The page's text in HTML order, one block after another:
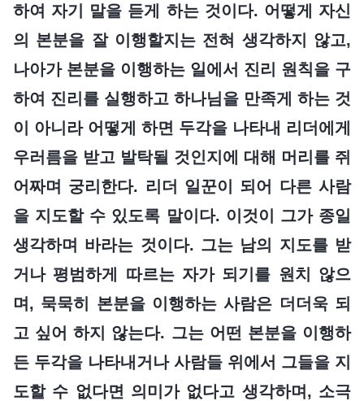
하여 자기 말을 듣게 하는 것이다. 어떻게 자신
의 본분을 잘 이행할지는 전혀 생각하지 않고,
나아가 본분을 이행하는 일에서 진리 원칙을 구
하여 진리를 실행하고 하나님을 만족게 하는 것
이 아니라 어떻게 하면 두각을 나타내 리더에게
우러름을 받고 발탁될 것인지에 대해 머리를 쥐
어짜며 궁리한다. 리더 일꾼이 되어 다른 사람
을 지도할 수 있도록 말이다. 이것이 그가 종일
생각하며 바라는 것이다. 그는 남의 지도를 받
거나 평범하게 따르는 자가 되기를 원치 않으
며, 묵묵히 본분을 이행하는 사람은 더더욱 되
고 싶어 하지 않는다. 그는 어떤 본분을 이행하
든 두각을 나타내거나 사람들 위에서 그들을 지
도할 수 없다면 의미가 없다고 생각하며, 소극